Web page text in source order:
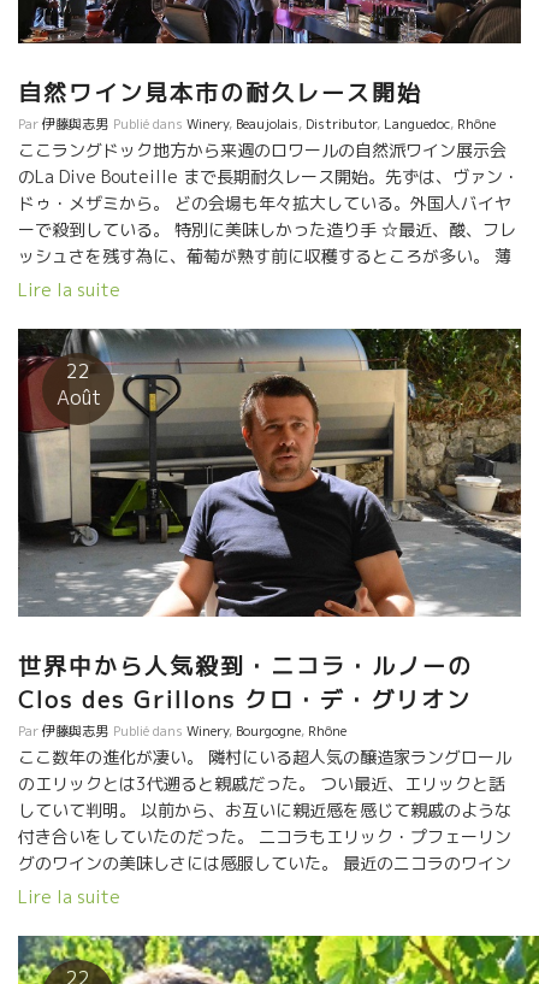
自然ワイン見本市の耐久レース開始
Par伊藤與志男 Publié dans Winery, Beaujolais, Distributor, Languedoc, Rhône
ここラングドック地方から来週のロワールの自然派ワイン展示会
のLa Dive Bouteille まで長期耐久レース開始。先ずは、ヴァン・
ドゥ・メザミから。 どの会場も年々拡大している。外国人バイヤ
ーで殺到している。 特別に美味しかった造り手 ☆最近、酸、フレ
ッシュさを残す為に、葡萄が熟す前に収穫するところが多い。 薄
め、軽めのワインが多い。 でも、完熟させた葡萄を仕込んだワイ
い。 ★Domaine de La Garance ドメーヌ・ドゥ・ラ・ガランス
のピエール。 ベテランの技が光るピエールのワイン。濃縮感あり
ながらも体に沁み渡って行く液体。 文句なしの美味しいさ。熟し
ながらも樹齢の古さからくる酸がキッチリ乗っている。 Les
Armièresレザルミエールは特別なワインだ。 （問合せはディオ
ニ社） ★Domaine Marcel Richaud ドメーヌ・マルセル・リシ
ョ からは今日はトマがスタンドに立っていた。 １８年は湿気の
為、病気で半分以上も生産量が減ってしまった。 マルセルは今日
は山で家族スキーのため不在。 南ローヌの最古の自然派マルセル
はレジェンド的存在。ベテランの味は流石である。 マルセルの醸
すグルナッシュ品種は特別だ。 マルセルは云う『グルナッシュは
★Domaine Lapierre ラピエール家からはマチュが参加してい
た。 １８年は特別な年だった。品質も生産量も素晴らしい年だっ
た。葡萄がよく熟した年でもあった。 特に、Cuvée Marcelは時
別だった。ガメ―品種がよく熟した時の美味しさも素晴らしい。
（野村ユニソン社） ☆薄めの中に特別にやさしい果実味
とミネラルを表現したスタイルも、やっぱり美味しい。 驚きのラ
ングロール文化圏内のこの二人、左から AD Vinum のセバステ
ィアン・シャティオン （BMO社）と Le Clos des Grillonsクロ・
デ・グリオンのニコラ・ルノー（ディオニ社）。 この二人のワイ
ンはグイグイ体に入ってしまう。 彼らのワインは感動的な美
Lire la suite
22
Août
世界中から人気殺到・ニコラ・ルノーの
Clos des Grillons クロ・デ・グリオン
Par伊藤與志男 Publié dans Winery, Bourgogne, Rhône
ここ数年の進化が凄い。 隣村にいる超人気の醸造家ラングロール
のエリックとは3代遡ると親戚だった。 つい最近、エリックと話
していて判明。 以前から、お互いに親近感を感じて親戚のような
付き合いをしていたのだった。 二コラもエリック・プフェーリン
グのワインの美味しさには感服していた。 最近のニコラのワイン
の繊細さ、上品さはまさにそっくりになってきた。 勿論、造りは
造をやっている。 ピジャージなし、お茶の如くに葡萄房が持って
いる上品な部分だけを煎じだした、という感じ。 葡萄を発酵槽に
Lire la suite
22